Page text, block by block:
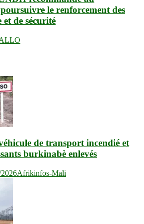
le renforcement des
et de sécurité
de transport incendié et
burkinabè enlevés
Afrikinfos-Mali